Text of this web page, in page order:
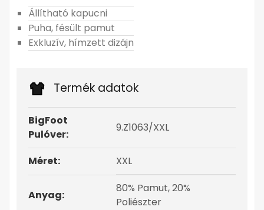
Állítható kapucni
Puha, fésült pamut
Exkluzív, hímzett dizájn
Termék adatok
BigFoot
Pulóver:
9.Z1063/XXL
Méret: XXL
Anyag:
80% Pamut, 20%
Poliészter